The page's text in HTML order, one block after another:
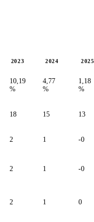
2023 2024 2025
10,19
%
4,77
%
1,18
%
18 15 13
2 1 -0
2 1 -0
2 1 0